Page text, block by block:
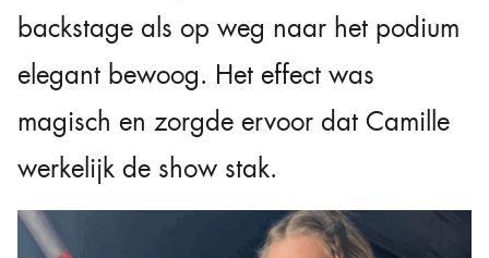
backstage als op weg naar het podium
elegant bewoog. Het effect was
magisch en zorgde ervoor dat Camille
werkelijk de show stak.